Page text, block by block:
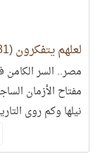
لعلهم يتفكرون (81)
مصر.. السر الكامن
مفتاح الأزمان
نيلها وكم روى